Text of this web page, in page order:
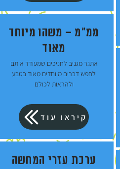
ממ"מ – משהו מיוחד
מאוד
אתגר מגניב לחניכים שמעודד אותם
לחפש דברים מיוחדים מאוד בטבע
ולהראות לכולם
קיראו עוד
ערכת עזרי המחשה